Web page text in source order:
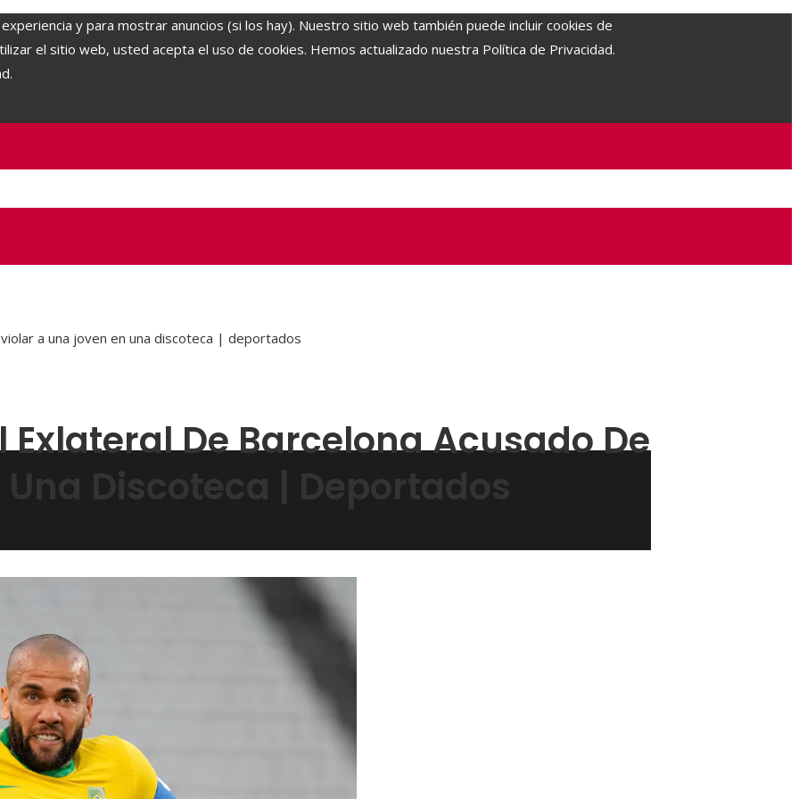
y para mostrar anuncios (si los hay). Nuestro sitio web también puede incluir cookies de
el sitio web, usted acepta el uso de cookies. Hemos actualizado nuestra Política de Privacidad.
a una joven en una discoteca | deportados
Exlateral De Barcelona Acusado De
Discoteca | Deportados